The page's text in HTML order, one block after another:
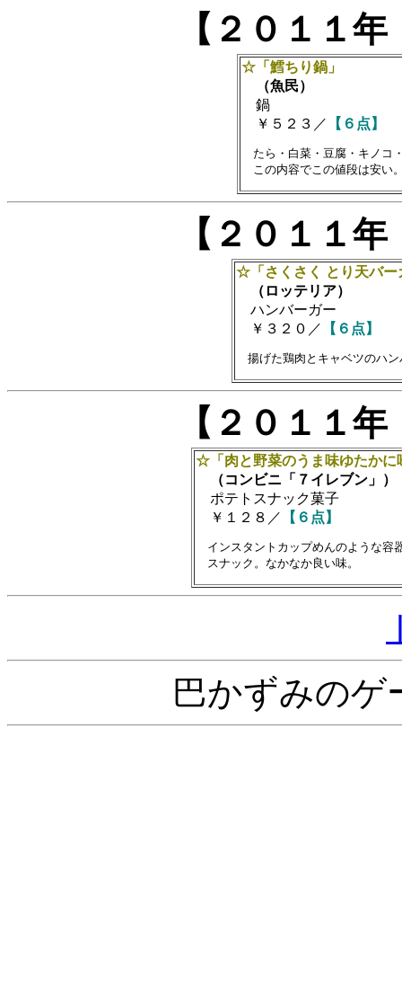
【２０１１
☆「鱈ちり鍋」
（魚民）
鍋
￥５２３／
【６点】
たら・白菜・豆腐・キノコ
【２０１１
☆「さくさく とり天バー
（ロッテリア）
ハンバーガー
￥３２０／ 【６点】
【２０１１
☆「肉と野菜のうま味ゆたかに
（コンビニ「７イレブン」）
ポテトスナック菓子
￥１２８／
【６点】
インスタントカップめんのような
巴かずみのゲ